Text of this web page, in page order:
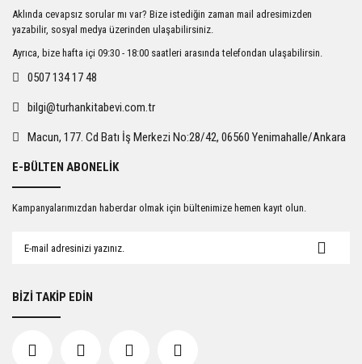
Ürün açıklamasında eksik bilgiler bulunuyor.
Ürün bilgilerinde hatalar bulunuyor.
Ürün fiyatı diğer sitelerden daha pahalı.
Gönder
Aklında cevapsız sorular mı var? Bize istediğin zaman mail adresimizden
yazabilir, sosyal medya üzerinden ulaşabilirsiniz.
Ayrıca, bize hafta içi 09:30 - 18:00 saatleri arasında telefondan ulaşabilirsin.
0507 134 17 48
bilgi@turhankitabevi.com.tr
Macun, 177. Cd Batı İş Merkezi No:28/42, 06560 Yenimahalle/Ankara
E-BÜLTEN ABONELİK
Kampanyalarımızdan haberdar olmak için bültenimize hemen kayıt olun.
BİZİ TAKİP EDİN